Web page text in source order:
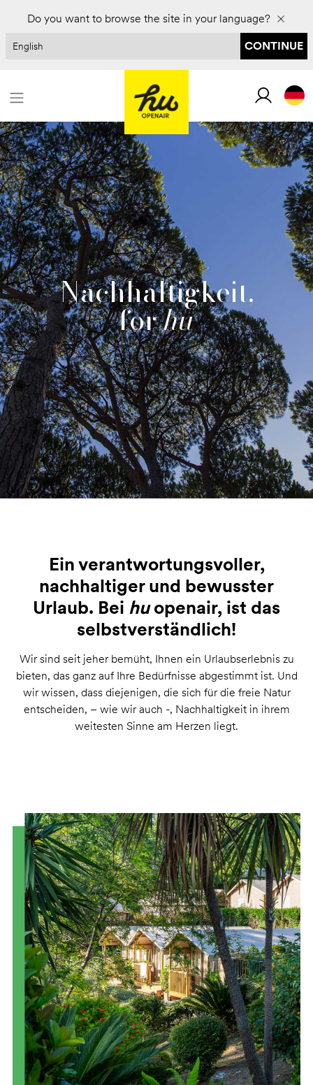
Do you want to browse the site in your language?
CONTINUE
Nachhaltigkeit,
forhu
Ein verantwortungsvoller,
nachhaltiger und bewusster
Urlaub. Bei huopenair, ist das
selbstverständlich!
Wir sind seit jeher bemüht, Ihnen ein Urlaubserlebnis zu
bieten, das ganz auf Ihre Bedürfnisse abgestimmt ist. Und
wir wissen, dass diejenigen, die sich für die freie Natur
entscheiden, – wie wir auch -, Nachhaltigkeit in ihrem
weitesten Sinne am Herzen liegt.